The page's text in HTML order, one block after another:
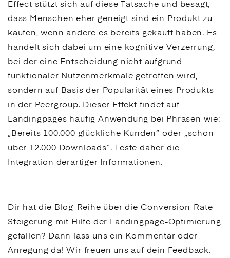
Effect stützt sich auf diese Tatsache und besagt,
dass Menschen eher geneigt sind ein Produkt zu
kaufen, wenn andere es bereits gekauft haben. Es
handelt sich dabei um eine kognitive Verzerrung,
bei der eine Entscheidung nicht aufgrund
funktionaler Nutzenmerkmale getroffen wird,
sondern auf Basis der Popularität eines Produkts
in der Peergroup. Dieser Effekt findet auf
Landingpages häufig Anwendung bei Phrasen wie:
„Bereits 100.000 glückliche Kunden“ oder „schon
über 12.000 Downloads“. Teste daher die
Integration derartiger Informationen.
Dir hat die Blog-Reihe über die Conversion-Rate-
Steigerung mit Hilfe der Landingpage-Optimierung
gefallen? Dann lass uns ein Kommentar oder
Anregung da! Wir freuen uns auf dein Feedback.